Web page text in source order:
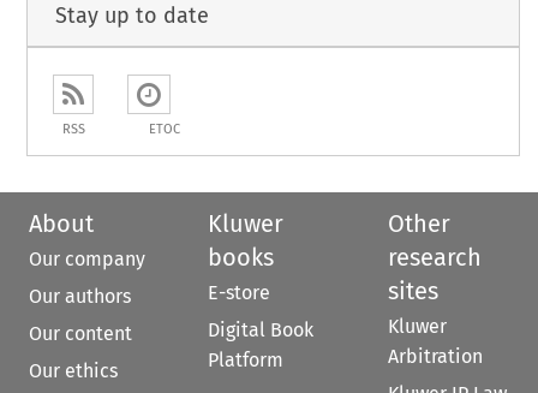
Stay up to date
RSS ETOC
About
Our company
Our authors
Our content
Our ethics
Kluwer
books
E-store
Digital Book
Platform
Other
research
sites
Kluwer
Arbitration